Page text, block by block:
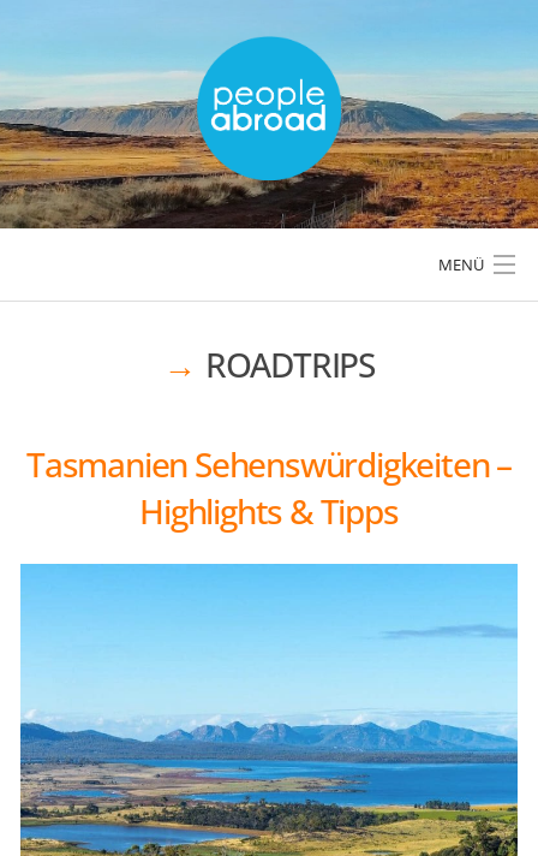
content
MENÜ
LÄNDER & REGIONEN
AKTIVREISEN & OUTDOOR
ROADTRIPS
Tasmanien Sehenswürdigkeiten –
Highlights & Tipps